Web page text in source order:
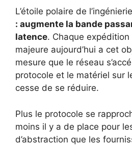
L’étoile polaire de
: augmente la bande
latence. Chaque
majeure aujourd’hui a cet
mesure que le réseau
protocole et le matériel sur
cesse de se réduire.
Plus le protocole se
moins il y a de place pour
d’abstraction que les